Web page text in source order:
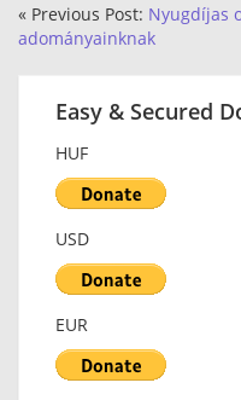
« Previous Post: Nyugdíjas
adományainknak
Easy & Secured
HUF
USD
EUR